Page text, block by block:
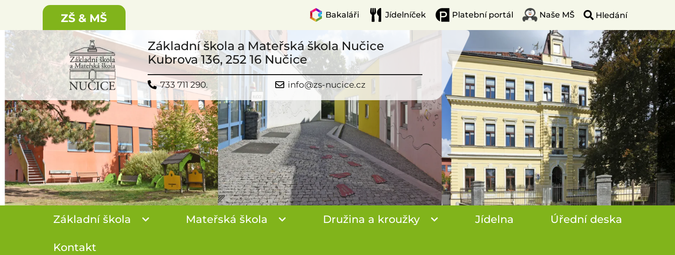
ZŠ & MŠ Bakaláři Jídelníček Platební portál Naše MŠ
Základní škola a Mateřská škola Nučice
Kubrova 136, 252 16 Nučice
733 711 290. info@zs-nucice.cz
Základní škola Mateřská škola Družina a kroužky Jídelna Úřední deska
Kontakt